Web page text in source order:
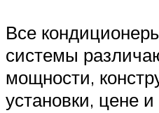
Все
системы
мощности,
установки, цене и